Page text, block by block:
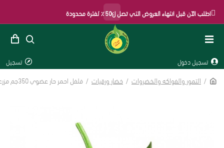
اطلب الآن قبل انتهاء العروض التي تصل ل50٪ لفترة محدودة ×
تسجيل دخول تسجيل
التمور والفواكه والخضروات خضار ورقيات فلفل احمر حار عضوي 350جم مزرعة ريانة